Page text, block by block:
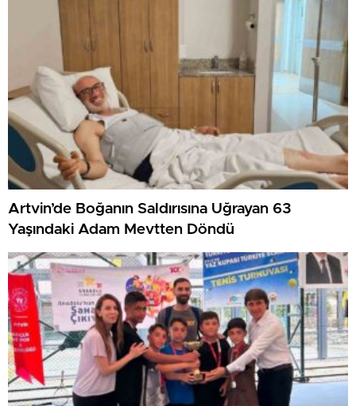
Artvin’de Boğanın Saldırısına Uğrayan 63
Yaşındaki Adam Mevtten Döndü